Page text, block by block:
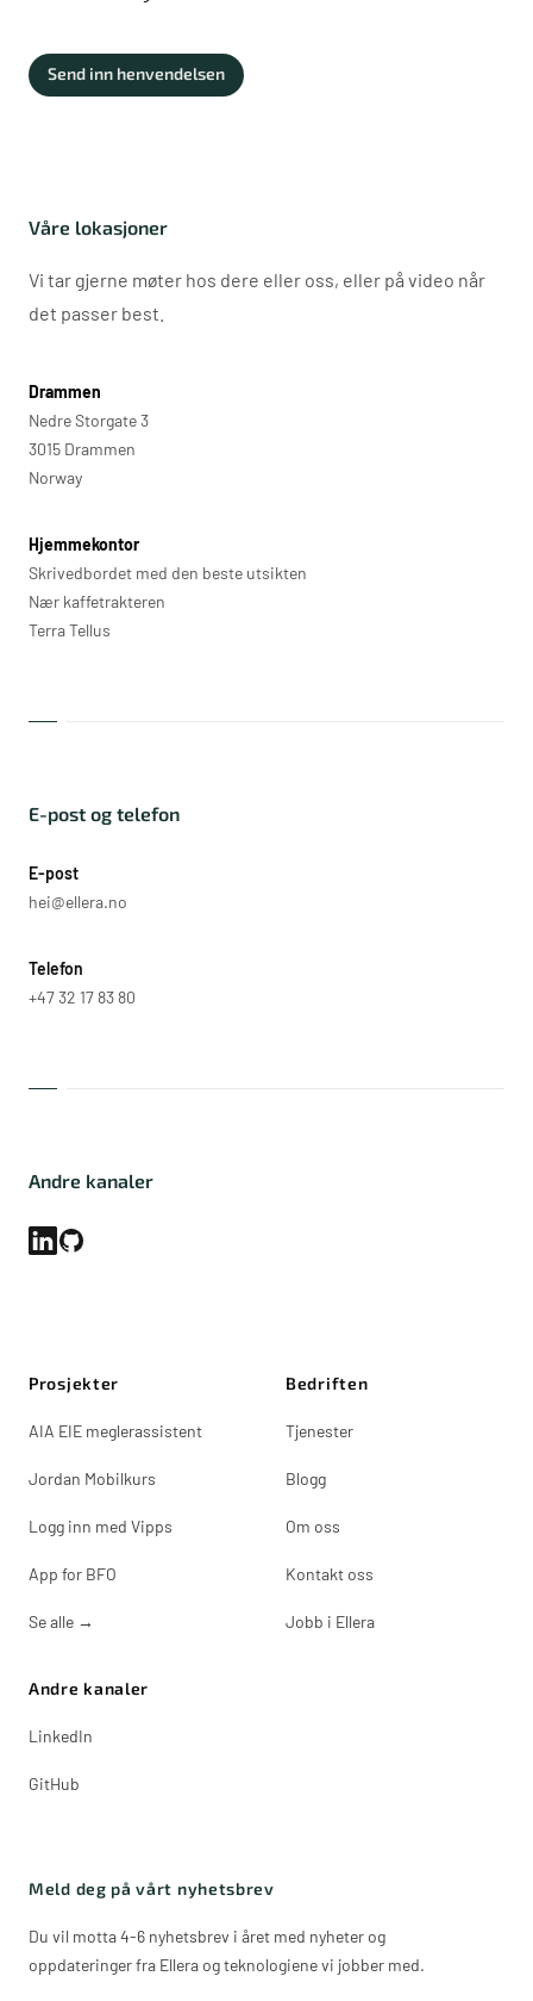
Send inn henvendelsen
Våre lokasjoner
Vi tar gjerne møter hos dere eller oss, eller på video når
det passer best.
Drammen
Nedre Storgate 3
3015 Drammen
Norway
Hjemmekontor
Skrivedbordet med den beste utsikten
Nær kaffetrakteren
Terra Tellus
E-post og telefon
E-post
hei@ellera.no
Telefon
+47 32 17 83 80
Andre kanaler
Prosjekter
AIA EIE meglerassistent
Jordan Mobilkurs
Logg inn med Vipps
App for BFO
Se alle →
Bedriften
Tjenester
Blogg
Om oss
Kontakt oss
Jobb i Ellera
Andre kanaler
LinkedIn
GitHub
Meld deg på vårt nyhetsbrev
Du vil motta 4-6 nyhetsbrev i året med nyheter og
oppdateringer fra Ellera og teknologiene vi jobber med.